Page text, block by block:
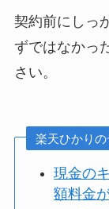
契約前にしっ
ずではなかっ
さい。
楽天ひかり
現金の
額料金